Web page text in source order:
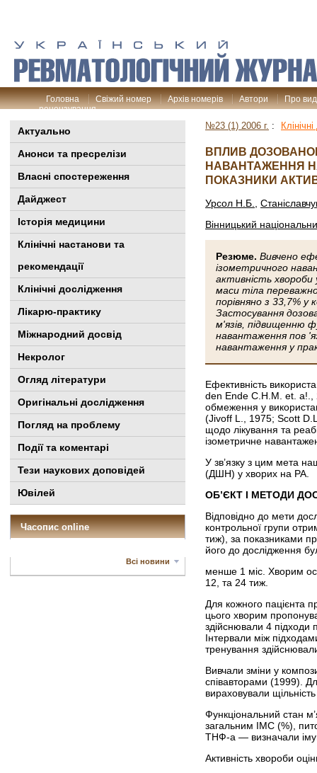
Головна Свіжий номер Архів номерів Автори
Про
рецензування
Актуально
Анонси та пресрелізи
Власні спостереження
Дайджест
Історія медицини
Клінiчні настанови та
рекомендації
Клінічні дослідження
Лікарю-практику
Міжнародний досвід
Некролог
Огляд літератури
Оригінальні дослідження
Погляд на проблему
Події та коментарі
Тези наукових доповідей
Ювілей
Часопис online
Всі новини
№23 (1) 2006 г. :
ВПЛИВ
НАВАНТАЖЕННЯ
ПОКАЗНИКИ
Урсол Н.Б.
Вінницький
Резюме. Вивчено
ізометричного
активність
маси тіла
порівняно з 33,7%
Застосування
м'язів, підвищенню
навантаження пов
навантаження у
Ефективність
den Ende C.H.M. et. a!.,
обмеження у
(Jivoff L., 1975; Scott
щодо лікування та
ізометричне
У зв’язку з цим мета
(ДШН) у хворих на РА.
ОБ’ЄКТ І МЕТОДИ
Відповідно до мети
контрольної групи
тиж), за показниками
його до дослідження
менше 1 міс. Хворим
12, та 24 тиж.
Для кожного пацієнта
цього хворим
здійснювали 4 підходи
Інтервали між
тренування
Вивчали зміни у
співавторами (1999).
вираховували
Функціональний стан
загальним ІМС (%),
ТНФ-а — визначали
Активність хвороби